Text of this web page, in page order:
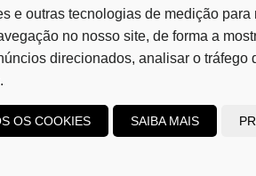
Centro - Foz do Iguaçu - PR
CEP. 85851-160
e outras tecnologias de medição para
no nosso site, de forma a
direcionados, analisar o tráfego
OS COOKIES SAIBA MAIS